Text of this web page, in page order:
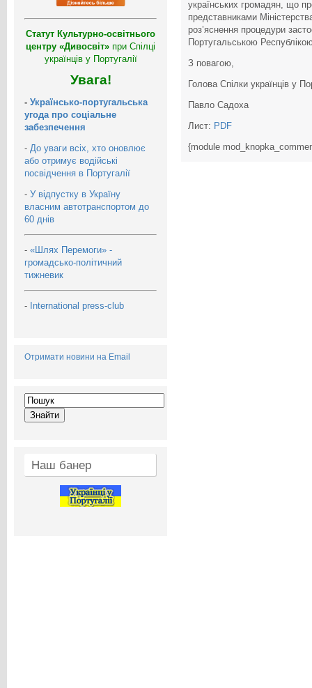
Статут Культурно-освітнього
центру «Дивосвіт» при Спілці
українців у Португалії
Увага!
- Українсько-португальська
угода про соціальне
забезпечення
- До уваги всіх, хто оновлює
або отримує водійські
посвідчення в Португалії
- У відпустку в Україну
власним автотранспортом до
60 днів
- «Шлях Перемоги» -
громадсько-політичний
тижневик
- International press-club
Отримати новини на Email
Наш банер
українських громадян, що
представниками
роз’яснення процедури
Португальською
З повагою,
Голова Спілки українців у
Павло Садоха
Лист: PDF
{module